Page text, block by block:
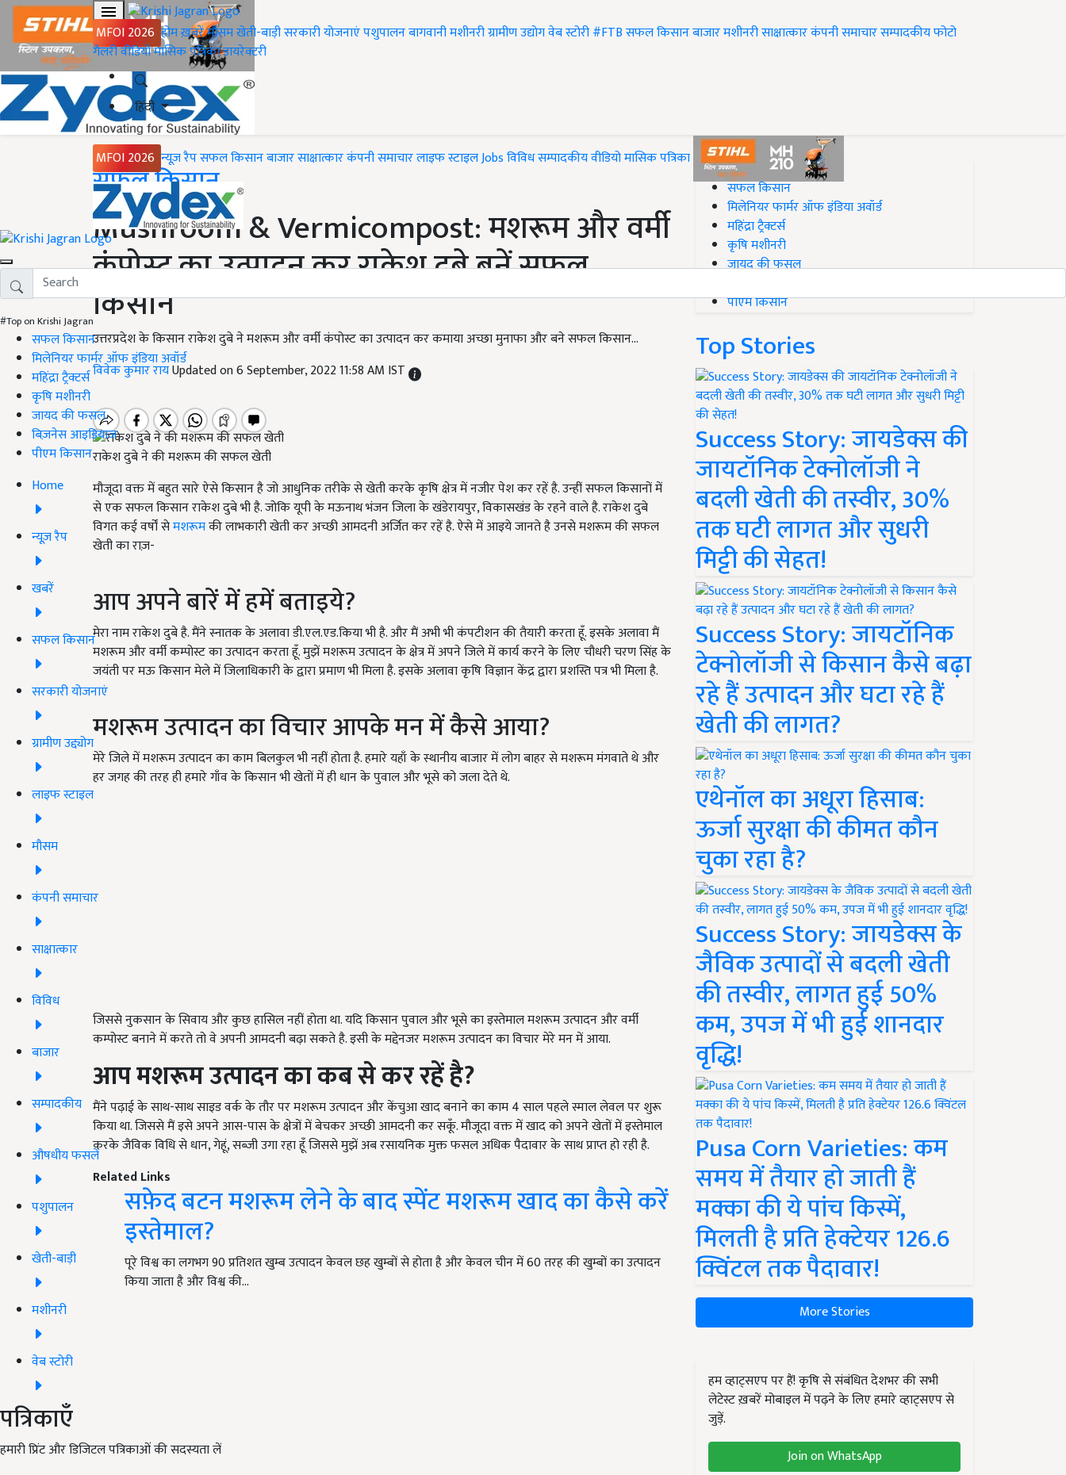
MFOI 2026 होमख़बरेंमौसमखेती-बाड़ीसरकारी योजनाएंपशुपालनबागवानीमशीनरीग्रामीण उद्योगवेब स्टोरी#FTBसफल किसानबाजारमशीनरीसाक्षात्कारकंपनी समाचारसम्पादकीयफोटो
गैलरीवीडियोमासिक पत्रिकाडायरेक्टरी
हिंदी
MFOI 2026 न्यूज़ रैपसफल किसानबाजारसाक्षात्कारकंपनी समाचारलाइफ स्टाइलJobsविविधसम्पादकीयवीडियोमासिक पत्रिका
#Top on Krishi Jagran
सफल किसान
मिलेनियर फार्मर ऑफ इंडिया अवॉर्ड
महिंद्रा ट्रैक्टर्स
कृषि मशीनरी
जायद की फसल
बिज़नेस आइडियाज
पीएम किसान
Home
न्यूज़ रैप
खबरें
सफल किसान
सरकारी योजनाएं
ग्रामीण उद्द्योग
लाइफ स्टाइल
मौसम
कंपनी समाचार
साक्षात्कार
विविध
बाजार
सम्पादकीय
औषधीय फसलें
पशुपालन
खेती-बाड़ी
मशीनरी
वेब स्टोरी
पत्रिकाएँ
हमारी प्रिंट और डिजिटल पत्रिकाओं की सदस्यता लें
Home
सफल किसान
Mushroom & Vermicompost: मशरूम और वर्मी
कंपोस्ट का उत्पादन कर राकेश दुबे बनें सफल
किसान
उत्तरप्रदेश के किसान राकेश दुबे ने मशरूम और वर्मी कंपोस्ट का उत्पादन कर कमाया अच्छा मुनाफा और बने सफल किसान...
विवेक कुमार रायUpdated on 6 September, 2022 11:58 AM IST
राकेश दुबे ने की मशरूम की सफल खेती
मौजूदा वक्त में बहुत सारे ऐसे किसान है जो आधुनिक तरीके से खेती करके कृषि क्षेत्र में नजीर पेश कर रहें है. उन्हीं सफल किसानों में
से एक सफल किसान राकेश दुबे भी है. जोकि यूपी के मऊनाथ भंजन जिला के खंडेरायपुर, विकासखंड के रहने वाले है. राकेश दुबे
विगत कई वर्षों सेमशरूमकी लाभकारी खेती कर अच्छी आमदनी अर्जित कर रहें है. ऐसे में आइये जानते है उनसे मशरूम की सफल
खेती का राज़-
आप अपने बारें में हमें बताइये?
मेरा नाम राकेश दुबे है. मैंने स्नातक के अलावा डी.एल.एड.किया भी है. और मैं अभी भी कंपटीशन की तैयारी करता हूँ. इसके अलावा मैं
मशरूम और वर्मी कम्पोस्ट का उत्पादन करता हूँ. मुझें मशरूम उत्पादन के क्षेत्र में अपने जिले में कार्य करने के लिए चौधरी चरण सिंह के
जयंती पर मऊ किसान मेले में जिलाधिकारी के द्वारा प्रमाण भी मिला है. इसके अलावा कृषि विज्ञान केंद्र द्वारा प्रशस्ति पत्र भी मिला है.
मशरूम उत्पादन का विचार आपके मन में कैसे आया?
मेरे जिले में मशरूम उत्पादन का काम बिलकुल भी नहीं होता है. हमारे यहाँ के स्थानीय बाजार में लोग बाहर से मशरूम मंगवाते थे और
हर जगह की तरह ही हमारे गाँव के किसान भी खेतों में ही धान के पुवाल और भूसे को जला देते थे.
जिससे नुकसान के सिवाय और कुछ हासिल नहीं होता था. यदि किसान पुवाल और भूसे का इस्तेमाल मशरूम उत्पादन और वर्मी
कम्पोस्ट बनाने में करते तो वे अपनी आमदनी बढ़ा सकते है. इसी के मद्देनजर मशरूम उत्पादन का विचार मेरे मन में आया.
आप मशरूम उत्पादन का कब से कर रहें है?
मैंने पढ़ाई के साथ-साथ साइड वर्क के तौर पर मशरूम उत्पादन और केंचुआ खाद बनाने का काम 4 साल पहले स्माल लेवल पर शुरू
किया था. जिससे मैं इसे अपने आस-पास के क्षेत्रों में बेचकर अच्छी आमदनी कर सकूँ. मौजूदा वक्त में खाद को अपने खेतों में इस्तेमाल
करके जैविक विधि से धान, गेहूं, सब्जी उगा रहा हूँ जिससे मुझें अब रसायनिक मुक्त फसल अधिक पैदावार के साथ प्राप्त हो रही है.
Related Links
सफ़ेद बटन मशरूम लेने के बाद स्पेंट मशरूम खाद का कैसे करें
इस्तेमाल?
पूरे विश्व का लगभग 90 प्रतिशत खुम्ब उत्पादन केवल छह खुम्बों से होता है और केवल चीन में 60 तरह की खुम्बों का उत्पादन
किया जाता है और विश्व की…
#Top on Krishi Jagran
सफल किसान
मिलेनियर फार्मर ऑफ इंडिया अवॉर्ड
महिंद्रा ट्रैक्टर्स
कृषि मशीनरी
जायद की फसल
पीएम किसान
Top Stories
Success Story: जायडेक्स की
जायटॉनिक टेक्नोलॉजी ने
बदली खेती की तस्वीर, 30%
तक घटी लागत और सुधरी
मिट्टी की सेहत!
Success Story: जायटॉनिक
टेक्नोलॉजी से किसान कैसे बढ़ा
रहे हैं उत्पादन और घटा रहे हैं
खेती की लागत?
एथेनॉल का अधूरा हिसाब:
ऊर्जा सुरक्षा की कीमत कौन
चुका रहा है?
Success Story: जायडेक्स के
जैविक उत्पादों से बदली खेती
की तस्वीर, लागत हुई 50%
कम, उपज में भी हुई शानदार
वृद्धि!
Pusa Corn Varieties: कम
समय में तैयार हो जाती हैं
मक्का की ये पांच किस्में,
मिलती है प्रति हेक्टेयर 126.6
क्विंटल तक पैदावार!
More Stories
हम व्हाट्सएप पर हैं! कृषि से संबंधित देशभर की सभी
लेटेस्ट ख़बरें मोबाइल में पढ़ने के लिए हमारे व्हाट्सएप से
जुड़ें.
Join on WhatsApp